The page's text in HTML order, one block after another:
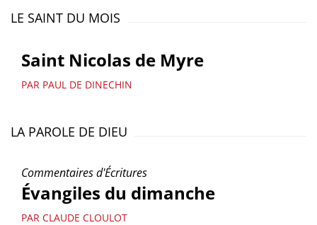
LE SAINT DU MOIS
Saint Nicolas de Myre
PAR PAUL DE DINECHIN
LA PAROLE DE DIEU
Commentaires d'Écritures
Évangiles du dimanche
PAR CLAUDE CLOULOT